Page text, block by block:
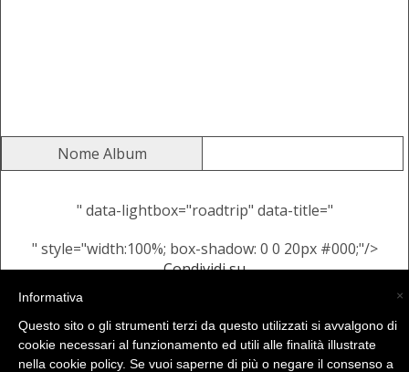
Nome Album
" data-lightbox="roadtrip" data-title="
" style="width:100%; box-shadow: 0 0 20px #000;"/>
Condividi su
Alcune Immagini Casuali dallo
stesso Album
×
Informativa
Questo sito o gli strumenti terzi da questo utilizzati si avvalgono di
cookie necessari al funzionamento ed utili alle finalità illustrate
nella cookie policy. Se vuoi saperne di più o negare il consenso a